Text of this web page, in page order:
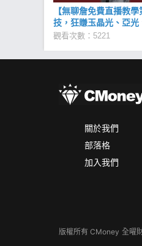
【無聊詹免費直播教
技，狂賺玉晶光、亞光
觀看次數：5221
關於我們
部落格
加入我們
版權所有 CMoney 全